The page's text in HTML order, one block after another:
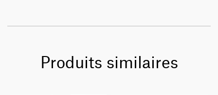
Produits similaires